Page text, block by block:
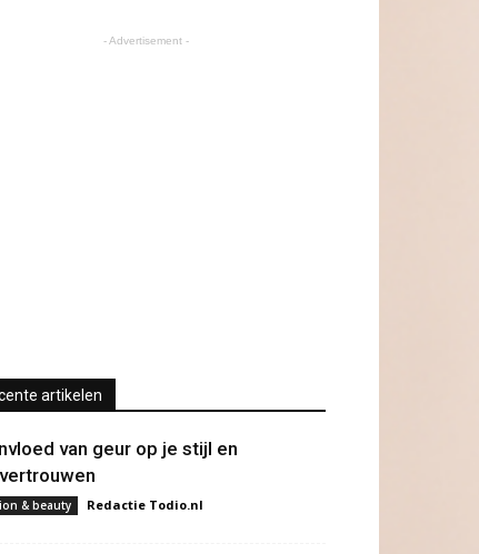
- Advertisement -
artikelen
van geur op je stijl en
& beauty Redactie Todio.nl